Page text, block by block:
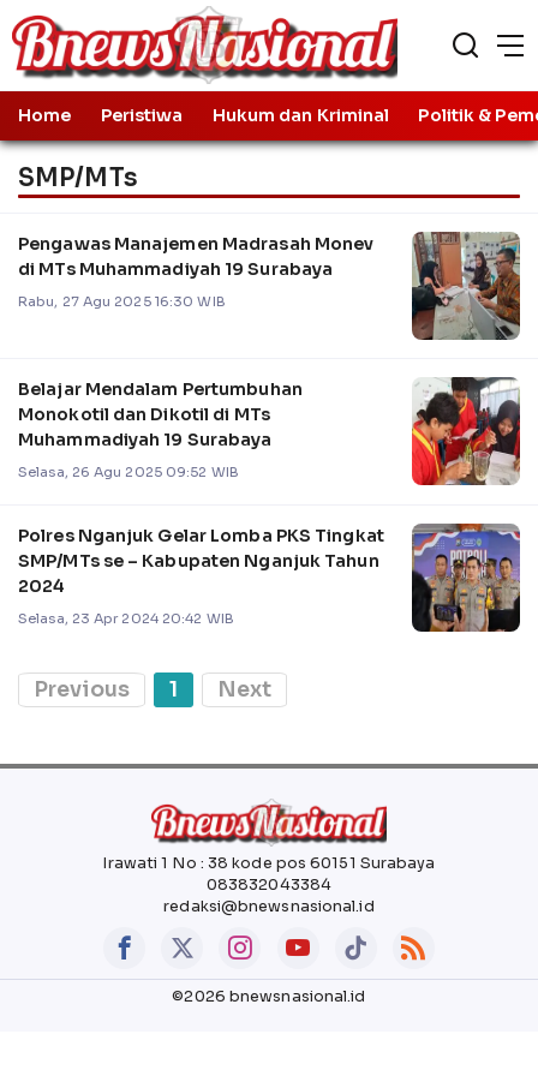
Home Peristiwa Hukum dan Kriminal Politik &
SMP/MTs
Pengawas Manajemen Madrasah Monev
di MTs Muhammadiyah 19 Surabaya
Rabu, 27 Agu 2025 16:30 WIB
Belajar Mendalam Pertumbuhan
Monokotil dan Dikotil di MTs
Muhammadiyah 19 Surabaya
Selasa, 26 Agu 2025 09:52 WIB
Polres Nganjuk Gelar Lomba PKS Tingkat
SMP/MTs se – Kabupaten Nganjuk Tahun
2024
Selasa, 23 Apr 2024 20:42 WIB
Previous 1 Next
Irawati 1 No : 38 kode pos 60151 Surabaya
083832043384
redaksi@bnewsnasional.id
©2026 bnewsnasional.id